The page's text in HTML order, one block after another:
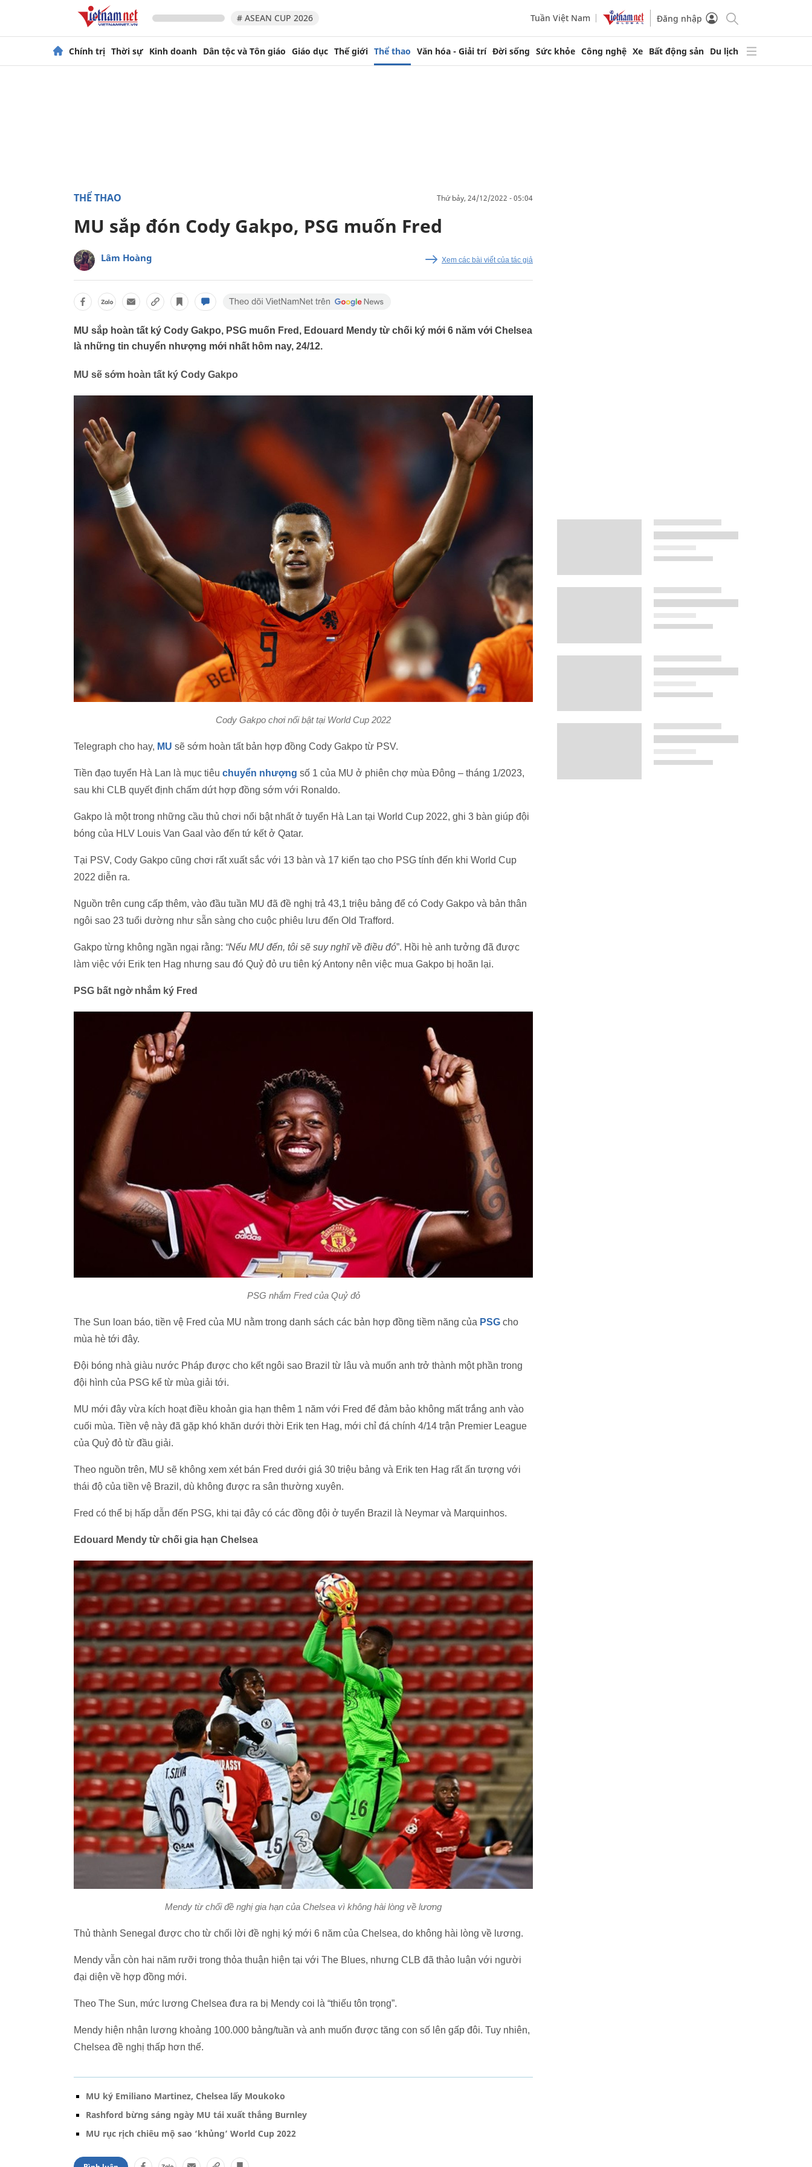
# ASEAN CUP 2026 Tuần Việt Nam Đăng nhập
Chính trị Thời sự Kinh doanh Dân tộc và Tôn giáo Giáo dục Thế giới Thể thao Văn hóa - Giải trí Đời sống Sức khỏe Công nghệ Xe Bất động sản Du lịch
THỂ THAO thứ bảy, 24/12/2022 - 05:04
MU sắp đón Cody Gakpo, PSG muốn Fred
Lâm Hoàng Xem các bài viết của tác giả
MU sắp hoàn tất ký Cody Gakpo, PSG muốn Fred, Edouard Mendy từ chối ký mới 6 năm với Chelsea
là những tin chuyển nhượng mới nhất hôm nay, 24/12.
MU sẽ sớm hoàn tất ký Cody Gakpo
Cody Gakpo chơi nổi bật tại World Cup 2022
Telegraph cho hay, MU sẽ sớm hoàn tất bản hợp đồng Cody Gakpo từ PSV.
Tiền đạo tuyển Hà Lan là mục tiêu chuyển nhượng số 1 của MU ở phiên chợ mùa Đông – tháng 1/2023,
sau khi CLB quyết định chấm dứt hợp đồng sớm với Ronaldo.
Gakpo là một trong những cầu thủ chơi nổi bật nhất ở tuyển Hà Lan tại World Cup 2022, ghi 3 bàn giúp đội
bóng của HLV Louis Van Gaal vào đến tứ kết ở Qatar.
Tại PSV, Cody Gakpo cũng chơi rất xuất sắc với 13 bàn và 17 kiến tạo cho PSG tính đến khi World Cup
2022 diễn ra.
Nguồn trên cung cấp thêm, vào đầu tuần MU đã đề nghị trả 43,1 triệu bảng để có Cody Gakpo và bản thân
ngôi sao 23 tuổi dường như sẵn sàng cho cuộc phiêu lưu đến Old Trafford.
Gakpo từng không ngần ngại rằng: “Nếu MU đến, tôi sẽ suy nghĩ về điều đó”. Hồi hè anh tưởng đã được
làm việc với Erik ten Hag nhưng sau đó Quỷ đỏ ưu tiên ký Antony nên việc mua Gakpo bị hoãn lại.
PSG bất ngờ nhắm ký Fred
PSG nhắm Fred của Quỷ đỏ
The Sun loan báo, tiền vệ Fred của MU nằm trong danh sách các bản hợp đồng tiềm năng của PSG cho
mùa hè tới đây.
Đội bóng nhà giàu nước Pháp được cho kết ngôi sao Brazil từ lâu và muốn anh trở thành một phần trong
đội hình của PSG kể từ mùa giải tới.
MU mới đây vừa kích hoạt điều khoản gia hạn thêm 1 năm với Fred để đảm bảo không mất trắng anh vào
cuối mùa. Tiền vệ này đã gặp khó khăn dưới thời Erik ten Hag, mới chỉ đá chính 4/14 trận Premier League
của Quỷ đỏ từ đầu giải.
Theo nguồn trên, MU sẽ không xem xét bán Fred dưới giá 30 triệu bảng và Erik ten Hag rất ấn tượng với
thái độ của tiền vệ Brazil, dù không được ra sân thường xuyên.
Fred có thể bị hấp dẫn đến PSG, khi tại đây có các đồng đội ở tuyển Brazil là Neymar và Marquinhos.
Edouard Mendy từ chối gia hạn Chelsea
Mendy từ chối đề nghị gia hạn của Chelsea vì không hài lòng về lương
Thủ thành Senegal được cho từ chối lời đề nghị ký mới 6 năm của Chelsea, do không hài lòng về lương.
Mendy vẫn còn hai năm rưỡi trong thỏa thuận hiện tại với The Blues, nhưng CLB đã thảo luận với người
đại diện về hợp đồng mới.
Theo The Sun, mức lương Chelsea đưa ra bị Mendy coi là “thiếu tôn trọng”.
Mendy hiện nhận lương khoảng 100.000 bảng/tuần và anh muốn được tăng con số lên gấp đôi. Tuy nhiên,
Chelsea đề nghị thấp hơn thế.
MU ký Emiliano Martinez, Chelsea lấy Moukoko
Rashford bừng sáng ngày MU tái xuất thắng Burnley
MU rục rịch chiêu mộ sao ‘khủng’ World Cup 2022